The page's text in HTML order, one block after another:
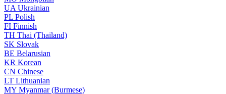
UA Ukrainian
PL Polish
FI Finnish
TH Thai (Thailand)
SK Slovak
BE Belarusian
KR Korean
CN Chinese
LT Lithuanian
MY Myanmar (Burmese)